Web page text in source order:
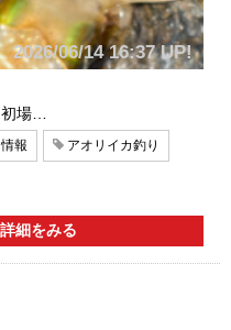
2026/06/14 16:37 UP!
場…
報 アオリイカ釣り
細をみる